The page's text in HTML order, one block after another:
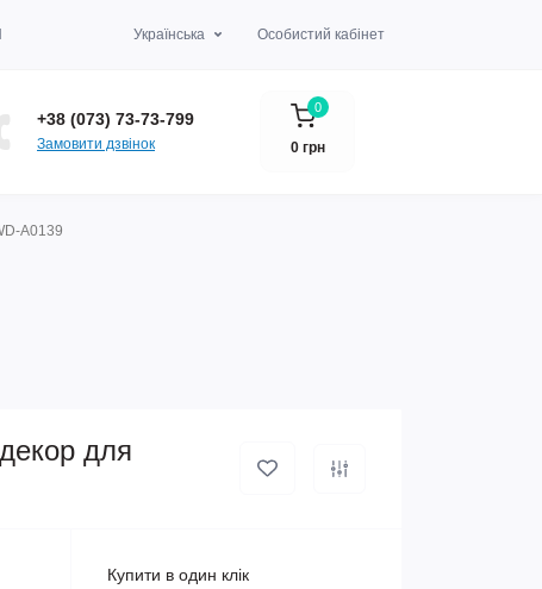
Українська Особистий кабінет
+38 (073) 73-73-799
Замовити дзвінок
0
0 грн
A0139
для
Купити в один клік